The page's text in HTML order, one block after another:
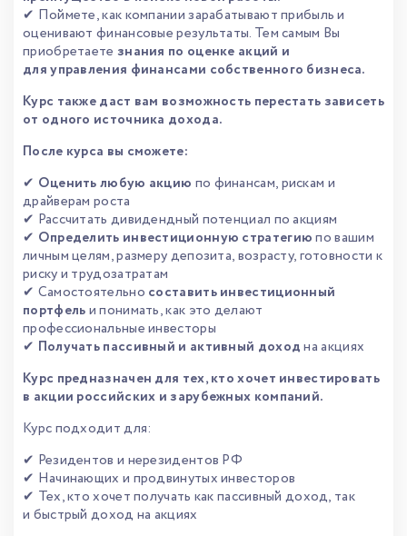
✔ Поймете, как компании зарабатывают прибыль и
оценивают финансовые результаты. Тем самым Вы
приобретаете знания по оценке акций и
для управления финансами собственного бизнеса.
Курс также даст вам возможность перестать зависеть
от одного источника дохода.
После курса вы сможете:
✔ Оценить любую акцию по финансам, рискам и
драйверам роста
✔ Рассчитать дивидендный потенциал по акциям
✔ Определить инвестиционную стратегиюпо вашим
личным целям, размеру депозита, возрасту, готовности к
риску и трудозатратам
✔ Самостоятельно составить инвестиционный
портфельи понимать, как это делают
профессиональные инвесторы
✔ Получать пассивный и активный доходна акциях
Курс предназначен для тех, кто хочет инвестировать
в акции российских и зарубежных компаний.
Курс подходит для:
✔ Резидентов и нерезидентов РФ
✔ Начинающих и продвинутых инвесторов
✔ Тех, кто хочет получать как пассивный доход, так
и быстрый доход на акциях